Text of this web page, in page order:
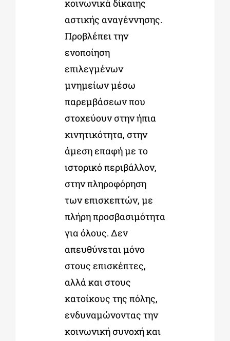
κοινωνικά δίκαιης
αστικής αναγέννησης.
Προβλέπει την
ενοποίηση
επιλεγμένων
μνημείων μέσω
παρεμβάσεων που
στοχεύουν στην ήπια
κινητικότητα, στην
άμεση επαφή με το
ιστορικό περιβάλλον,
στην πληροφόρηση
των επισκεπτών, με
πλήρη προσβασιμότητα
για όλους. Δεν
απευθύνεται μόνο
στους επισκέπτες,
αλλά και στους
κατοίκους της πόλης,
ενδυναμώνοντας την
κοινωνική συνοχή και